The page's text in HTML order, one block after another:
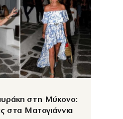
στη Μύκονο:
στα Ματογιάννια